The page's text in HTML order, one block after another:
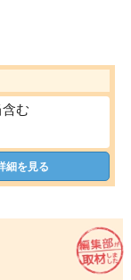
む
細を見る